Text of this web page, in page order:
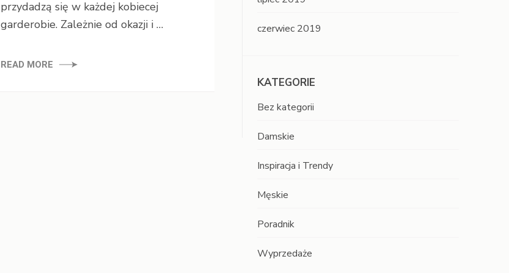
przydadzą się w każdej kobiecej
garderobie. Zależnie od okazji i …
READ MORE
czerwiec 2019
KATEGORIE
Bez kategorii
Damskie
Inspiracja i Trendy
Męskie
Poradnik
Wyprzedaże